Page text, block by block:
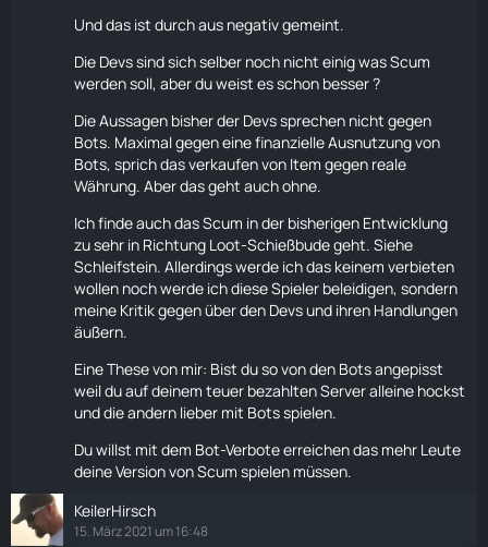
Und das ist durch aus negativ gemeint.
Die Devs sind sich selber noch nicht einig was Scum
werden soll, aber du weist es schon besser ?
Die Aussagen bisher der Devs sprechen nicht gegen
Bots. Maximal gegen eine finanzielle Ausnutzung von
Bots, sprich das verkaufen von Item gegen reale
Währung. Aber das geht auch ohne.
Ich finde auch das Scum in der bisherigen Entwicklung
zu sehr in Richtung Loot-Schießbude geht. Siehe
Schleifstein. Allerdings werde ich das keinem verbieten
wollen noch werde ich diese Spieler beleidigen, sondern
meine Kritik gegen über den Devs und ihren Handlungen
äußern.
Eine These von mir: Bist du so von den Bots angepisst
weil du auf deinem teuer bezahlten Server alleine hockst
und die andern lieber mit Bots spielen.
Du willst mit dem Bot-Verbote erreichen das mehr Leute
deine Version von Scum spielen müssen.
KeilerHirsch
15. März 2021 um 16:48